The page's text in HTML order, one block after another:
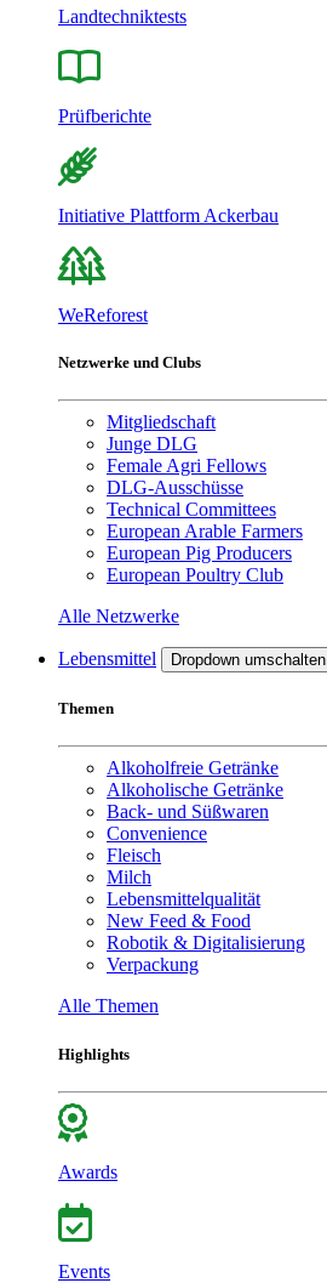
Landtechniktests
Prüfberichte
Initiative Plattform Ackerbau
WeReforest
Netzwerke und Clubs
Mitgliedschaft
Junge DLG
Female Agri Fellows
DLG-Ausschüsse
Technical Committees
European Arable Farmers
European Pig Producers
European Poultry Club
Alle Netzwerke
Lebensmittel Dropdown umschalten
Themen
Alkoholfreie Getränke
Alkoholische Getränke
Back- und Süßwaren
Convenience
Fleisch
Milch
Lebensmittelqualität
New Feed & Food
Robotik & Digitalisierung
Verpackung
Alle Themen
Highlights
Awards
Events